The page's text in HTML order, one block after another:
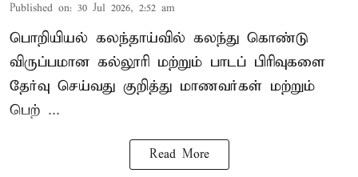
Published on: 30 Jul 2026, 2:52 am
பொறியியல் கலந்தாய்வில் கலந்து கொண்டு
விருப்பமான கல்லூரி மற்றும் பாடப் பிரிவுகளை
தேர்வு செய்வது குறித்து மாணவர்கள் மற்றும்
பெற் ...
Read More